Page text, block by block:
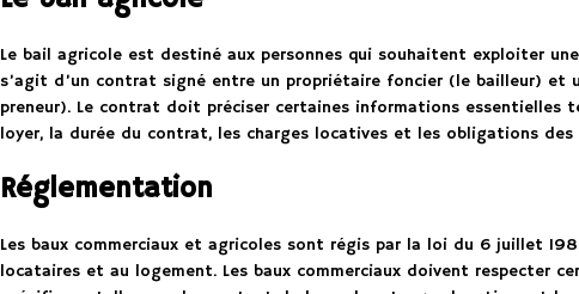
Le bail agricole est destiné aux personnes qui souhaitent exploiter
s’agit d’un contrat signé entre un propriétaire foncier (le bailleur) et
preneur). Le contrat doit préciser certaines informations essentielles
loyer, la durée du contrat, les charges locatives et les obligations des
Réglementation
Les baux commerciaux et agricoles sont régis par la loi du 6 juillet
locataires et au logement. Les baux commerciaux doivent respecter